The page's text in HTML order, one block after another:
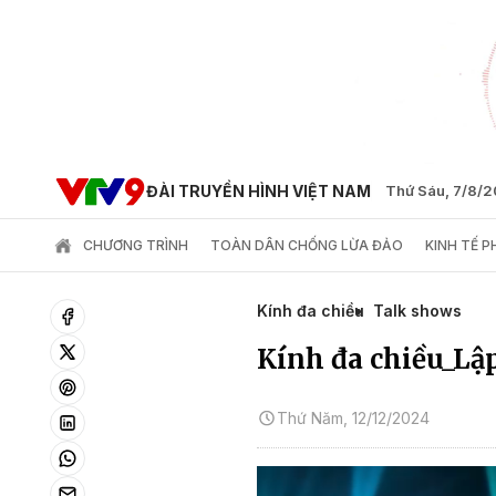
ĐÀI TRUYỀN HÌNH VIỆT NAM Thứ Sáu, 7/8/
CHƯƠNG TRÌNH TOÀN DÂN CHỐNG LỪA ĐẢO KINH TẾ
Kính đa chiều Talk shows
Kính đa
Thứ Năm, 12/12/2024